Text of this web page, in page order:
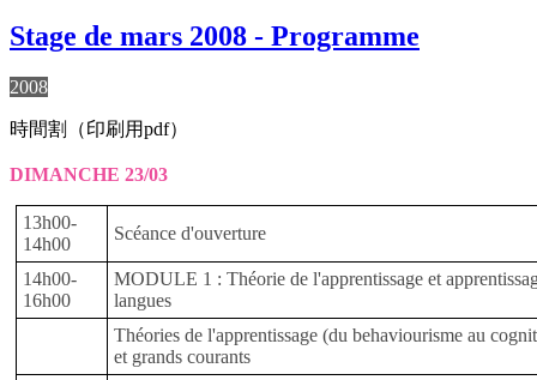
Stage de mars 2008 - Programme
2008
時間割（印刷用pdf）
DIMANCHE 23/03
13h00-
14h00
Scéance d'ouverture
14h00-
16h00
MODULE 1 : Théorie de l'apprentissage et
langues
Théories de l'apprentissage (du behaviourisme au
et grands courants